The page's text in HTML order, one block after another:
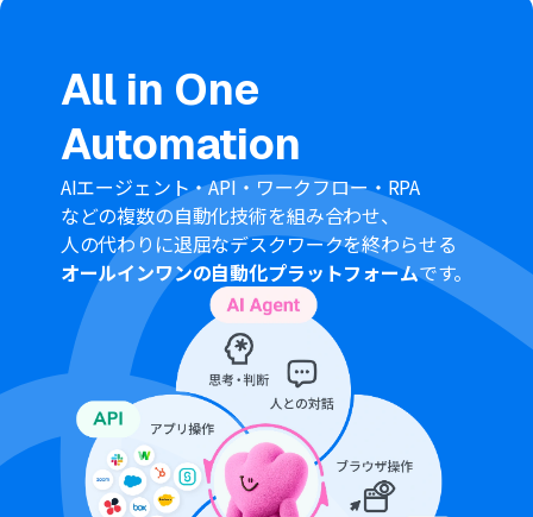
Microsoft ExcelとYoomを連携してください
Microsoft365（旧Office365）には、家庭向けプランと一
般法人向けプラン（Microsoft365 Business）があり、一
般法人向けプランに加入していない場合には認証に失敗
する可能性があります
All in One
Automation
AIエージェント・API・ワークフロー・RPA
などの複数の自動化技術を組み合わせ、
人の代わりに退屈なデスクワークを終わらせる
オールインワンの自動化プラットフォームです。